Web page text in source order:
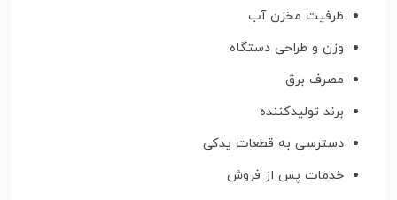
ظرفیت مخزن آب
وزن و طراحی دستگاه
مصرف برق
برند تولیدکننده
دسترسی به قطعات یدکی
خدمات پس از فروش